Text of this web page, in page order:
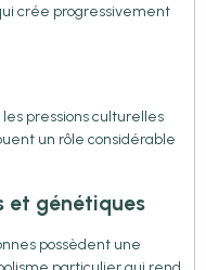
crée progressivement
les pressions culturelles
un rôle considérable
et génétiques
possèdent une